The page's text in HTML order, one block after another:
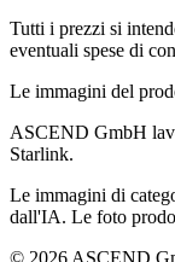
Tutti i prezzi si
eventuali spese di
Le immagini del
ASCEND GmbH
Starlink.
Le immagini di
dall'IA. Le foto